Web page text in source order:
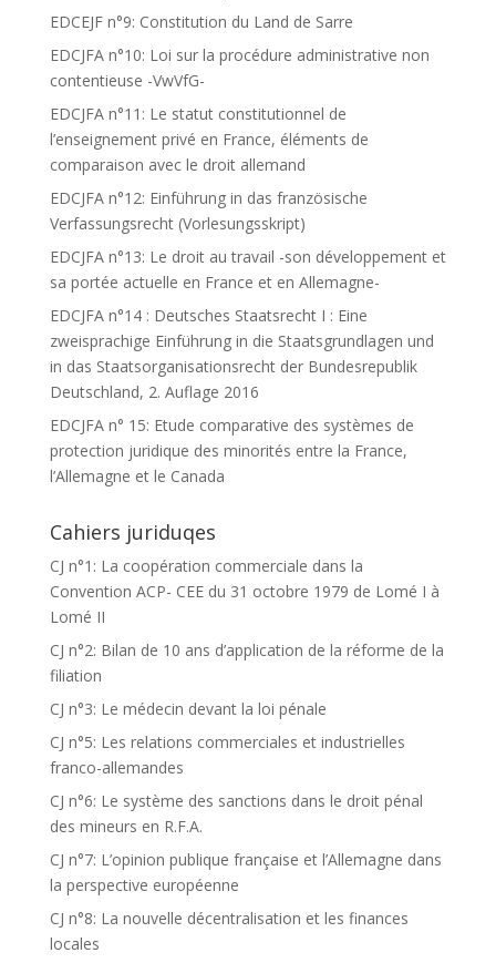
EDCEJF n°9: Constitution du Land de Sarre
EDCJFA n°10: Loi sur la procédure administrative non
contentieuse -VwVfG-
EDCJFA n°11: Le statut constitutionnel de
l’enseignement privé en France, éléments de
comparaison avec le droit allemand
EDCJFA n°12: Einführung in das französische
Verfassungsrecht (Vorlesungsskript)
EDCJFA n°13: Le droit au travail -son développement et
sa portée actuelle en France et en Allemagne-
EDCJFA n°14 : Deutsches Staatsrecht I : Eine
zweisprachige Einführung in die Staatsgrundlagen und
in das Staatsorganisationsrecht der Bundesrepublik
Deutschland, 2. Auflage 2016
EDCJFA n° 15: Etude comparative des systèmes de
protection juridique des minorités entre la France,
l’Allemagne et le Canada
Cahiers juriduqes
CJ n°1: La coopération commerciale dans la
Convention ACP- CEE du 31 octobre 1979 de Lomé I à
Lomé II
CJ n°2: Bilan de 10 ans d’application de la réforme de la
filiation
CJ n°3: Le médecin devant la loi pénale
CJ n°5: Les relations commerciales et industrielles
franco-allemandes
CJ n°6: Le système des sanctions dans le droit pénal
des mineurs en R.F.A.
CJ n°7: L’opinion publique française et l’Allemagne dans
la perspective européenne
CJ n°8: La nouvelle décentralisation et les finances
locales